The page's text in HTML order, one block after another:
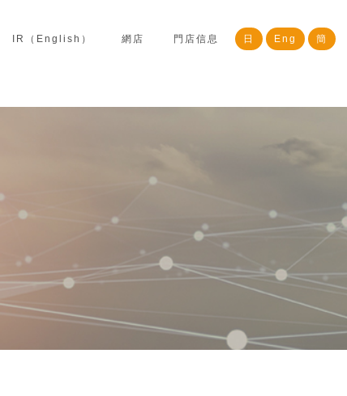
IR（English） 網店 門店信息 日 Eng 簡